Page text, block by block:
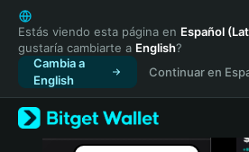
English
日本語
Tiếng Việt
Русский
Español (Latinoamérica)
Türkçe
Italiano
Estás viendo esta página en Español
gustaría cambiarte a English?
Cambia a
English
Continuar en